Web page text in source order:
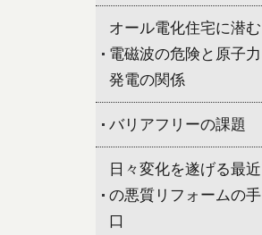
オール電化住宅に潜む
電磁波の危険と原子力
発電の関係
バリアフリーの課題
日々変化を遂げる最近
の悪質リフォームの手
口